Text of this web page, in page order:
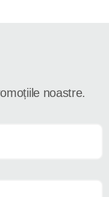
noastre.